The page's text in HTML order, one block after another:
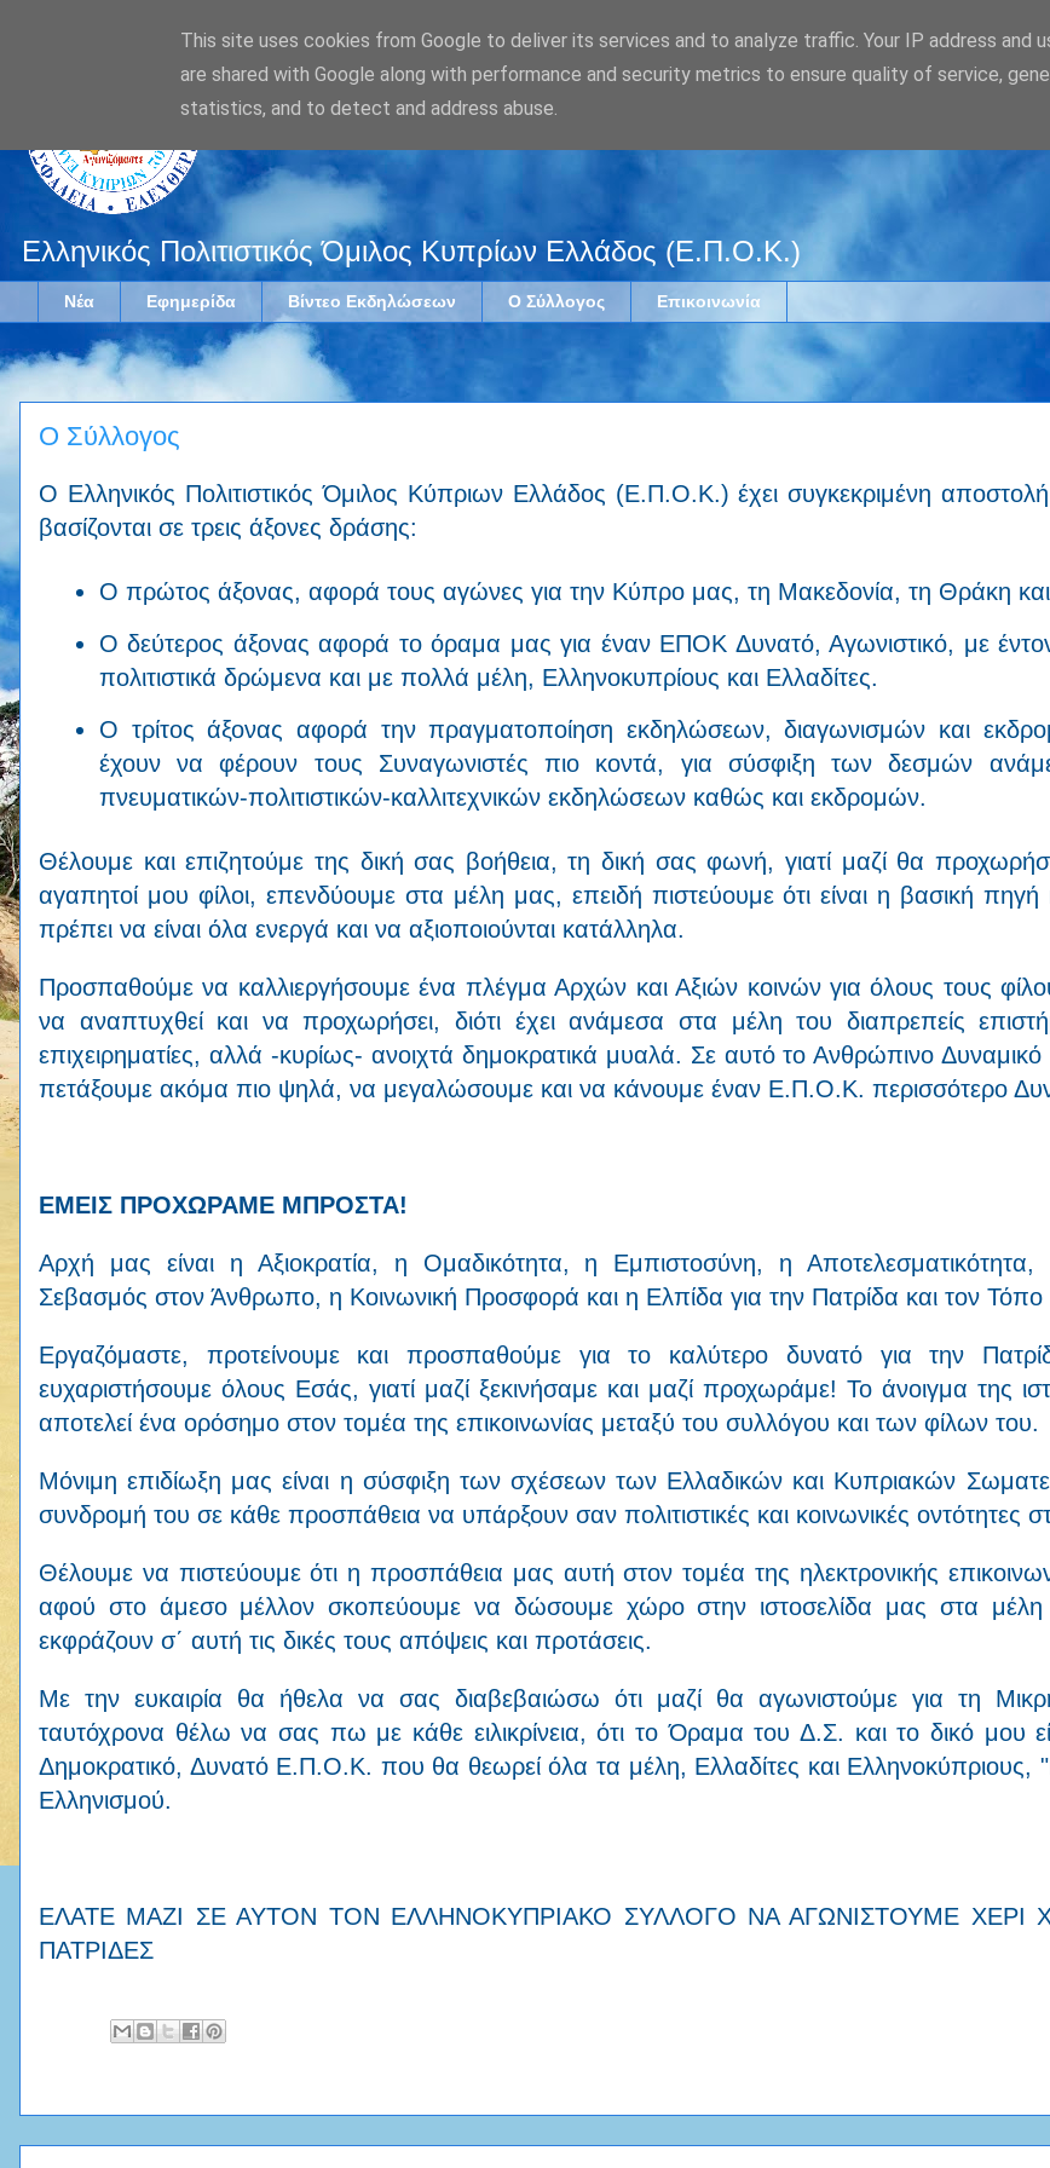
Ελληνικός Πολιτιστικός Όμιλος Κυπρίων Ελλάδος (Ε.Π.Ο.Κ.)
Νέα Εφημερίδα Βίντεο Εκδηλώσεων Ο Σύλλογος Επικοινωνία
Ο Σύλλογος
Ο Ελληνικός Πολιτιστικός Όμιλος Κύπριων Ελλάδος (Ε.Π.Ο.Κ.) έχει συγκεκριμένη
βασίζονται σε τρεις άξονες δράσης:
Ο πρώτος άξονας, αφορά τους αγώνες για την Κύπρο μας, τη Μακεδονία, τη Θράκη και
Ο δεύτερος άξονας αφορά το όραμα μας για έναν ΕΠΟΚ Δυνατό, Αγωνιστικό, με
πολιτιστικά δρώμενα και με πολλά μέλη, Ελληνοκυπρίους και Ελλαδίτες.
Ο τρίτος άξονας αφορά την πραγματοποίηση εκδηλώσεων, διαγωνισμών και
έχουν να φέρουν τους Συναγωνιστές πιο κοντά, για σύσφιξη των δεσμών
πνευματικών-πολιτιστικών-καλλιτεχνικών εκδηλώσεων καθώς και εκδρομών.
Θέλουμε και επιζητούμε της δική σας βοήθεια, τη δική σας φωνή, γιατί μαζί θα
αγαπητοί μου φίλοι, επενδύουμε στα μέλη μας, επειδή πιστεύουμε ότι είναι η βασική
πρέπει να είναι όλα ενεργά και να αξιοποιούνται κατάλληλα.
Προσπαθούμε να καλλιεργήσουμε ένα πλέγμα Αρχών και Αξιών κοινών για όλους τους
να αναπτυχθεί και να προχωρήσει, διότι έχει ανάμεσα στα μέλη του διαπρεπείς
επιχειρηματίες, αλλά -κυρίως- ανοιχτά δημοκρατικά μυαλά. Σε αυτό το Ανθρώπινο Δυναμικό
πετάξουμε ακόμα πιο ψηλά, να μεγαλώσουμε και να κάνουμε έναν Ε.Π.Ο.Κ. περισσότερο
ΕΜΕΙΣ ΠΡΟΧΩΡΑΜΕ ΜΠΡΟΣΤΑ!
Αρχή μας είναι η Αξιοκρατία, η Ομαδικότητα, η Εμπιστοσύνη, η Αποτελεσματικότητα,
Σεβασμός στον Άνθρωπο, η Κοινωνική Προσφορά και η Ελπίδα για την Πατρίδα και τον Τόπο
Εργαζόμαστε, προτείνουμε και προσπαθούμε για το καλύτερο δυνατό για την
ευχαριστήσουμε όλους Εσάς, γιατί μαζί ξεκινήσαμε και μαζί προχωράμε! Το άνοιγμα της
αποτελεί ένα ορόσημο στον τομέα της επικοινωνίας μεταξύ του συλλόγου και των φίλων του.
Μόνιμη επιδίωξη μας είναι η σύσφιξη των σχέσεων των Ελλαδικών και Κυπριακών
συνδρομή του σε κάθε προσπάθεια να υπάρξουν σαν πολιτιστικές και κοινωνικές οντότητες
Θέλουμε να πιστεύουμε ότι η προσπάθεια μας αυτή στον τομέα της ηλεκτρονικής
αφού στο άμεσο μέλλον σκοπεύουμε να δώσουμε χώρο στην ιστοσελίδα μας στα μέλη
εκφράζουν σ΄ αυτή τις δικές τους απόψεις και προτάσεις.
Με την ευκαιρία θα ήθελα να σας διαβεβαιώσω ότι μαζί θα αγωνιστούμε για τη
ταυτόχρονα θέλω να σας πω με κάθε ειλικρίνεια, ότι το Όραμα του Δ.Σ. και το δικό μου
Δημοκρατικό, Δυνατό Ε.Π.Ο.Κ. που θα θεωρεί όλα τα μέλη, Ελλαδίτες και Ελληνοκύπριους,
Ελληνισμού.
ΕΛΑΤΕ ΜΑΖΙ ΣΕ ΑΥΤΟΝ ΤΟΝ ΕΛΛΗΝΟΚΥΠΡΙΑΚΟ ΣΥΛΛΟΓΟ ΝΑ ΑΓΩΝΙΣΤΟΥΜΕ ΧΕΡΙ
ΠΑΤΡΙΔΕΣ
This site uses cookies from Google to deliver its services and to analyze traffic. Your IP address and
are shared with Google along with performance and security metrics to ensure quality of service,
statistics, and to detect and address abuse.